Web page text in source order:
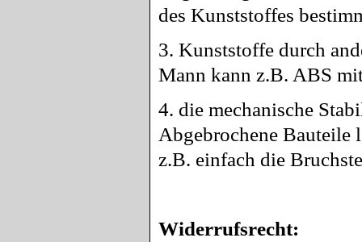
des Kunststoffes
3. Kunststoffe durch
Mann kann z.B. ABS
4. die mechanische
Abgebrochene Bauteile
z.B. einfach die
Widerrufsrecht: